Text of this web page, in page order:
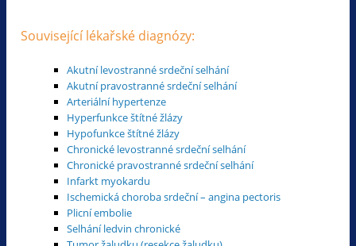
Související lékařské diagnózy:
Akutní levostranné srdeční selhání
Akutní pravostranné srdeční selhání
Arteriální hypertenze
Hyperfunkce štítné žlázy
Hypofunkce štítné žlázy
Chronické levostranné srdeční selhání
Chronické pravostranné srdeční selhání
Infarkt myokardu
Ischemická choroba srdeční – angina pectoris
Plicní embolie
Selhání ledvin chronické